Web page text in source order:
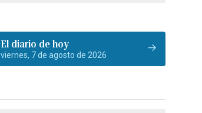
El diario de hoy
viernes, 7 de agosto de 2026